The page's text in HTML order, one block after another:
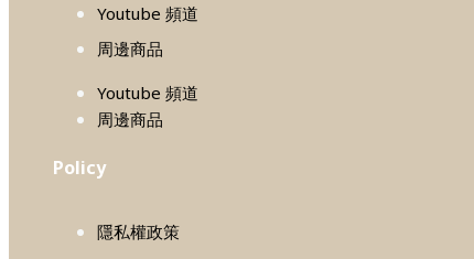
Youtube 頻道
周邊商品
Youtube 頻道
周邊商品
Policy
隱私權政策